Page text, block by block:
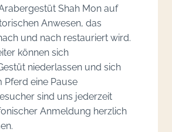
Shah Mon auf
Anwesen, das
und nach restauriert wird.
können sich
niederlassen und sich
Pferd eine Pause
sind uns jederzeit
Anmeldung herzlich